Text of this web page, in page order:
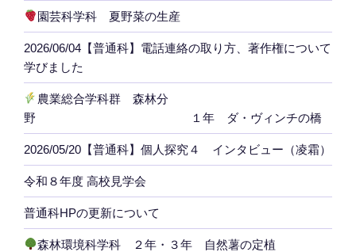
園芸科学科 夏野菜の生産
2026/06/04【普通科】電話連絡の取り方、著作権について
学びました
農業総合学科群 森林分
野 １年 ダ・ヴィンチの橋
2026/05/20【普通科】個人探究４ インタビュー（凌霜）
令和８年度 高校見学会
普通科HPの更新について
森林環境科学科 ２年・３年 自然薯の定植